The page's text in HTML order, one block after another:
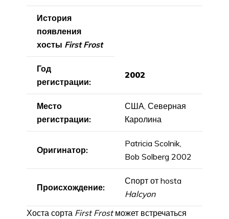
История
появления
хосты First Frost
Год
регистрации:
2002
Место
регистрации:
США, Северная
Каролина
Оригинатор:
Patricia Scolnik,
Bob Solberg 2002
Происхождение:
Спорт от hosta
Halcyon
Хоста сорта First Frostможет встречаться